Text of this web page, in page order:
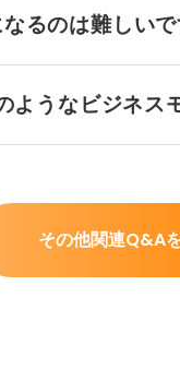
るのは難しいで
ようなビジネス
その他関連Q&A